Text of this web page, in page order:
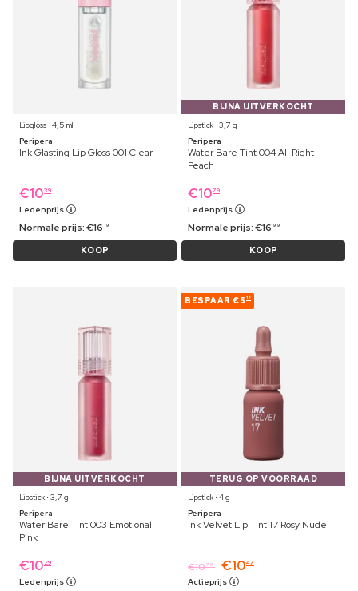
Lipgloss ⋅ 4,5 ml
Peripera
Ink Glasting Lip Gloss 001 Clear
€1039
Ledenprijs
Normale prijs:€16 19
KOOP
BIJNA UITVERKOCHT
Lipstick ⋅ 3,7 g
Peripera
Water Bare Tint 004 All Right
Peach
€1079
Ledenprijs
Normale prijs:€16 99
KOOP
BIJNA UITVERKOCHT
Lipstick ⋅ 3,7 g
Peripera
Water Bare Tint 003 Emotional
Pink
€10 29
Ledenprijs
BESPAAR €5 12
TERUG OP VOORRAAD
Lipstick ⋅ 4 g
Peripera
Ink Velvet Lip Tint 17 Rosy Nude
€1079 €1047
Actieprijs